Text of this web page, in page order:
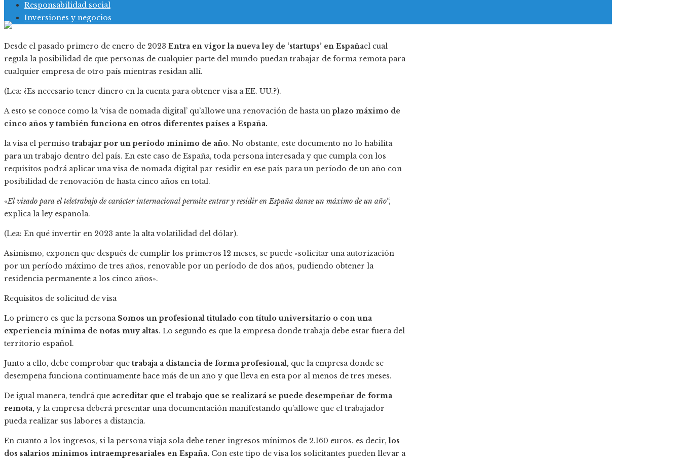
Responsabilidad social
Inversiones y negocios
Desde el pasado primero de enero de 2023 Entra en vigor la nueva ley de ‘startups’ en Españael cual
regula la posibilidad de que personas de cualquier parte del mundo puedan trabajar de forma remota para
cualquier empresa de otro país mientras residan allí.
(Lea: ¿Es necesario tener dinero en la cuenta para obtener visa a EE. UU.?).
A esto se conoce como la ‘visa de nomada digital’ qu’allowe una renovación de hasta unplazo máximo de
cinco años y también funciona en otros diferentes países a España.
la visa el permiso trabajar por un período mínimo de año. No obstante, este documento no lo habilita
para un trabajo dentro del país. En este caso de España, toda persona interesada y que cumpla con los
requisitos podrá aplicar una visa de nomada digital par residir en ese país para un período de un año con
posibilidad de renovación de hasta cinco años en total.
«El visado para el teletrabajo de carácter internacional permite entrar y residir en España danse un máximo de un año“,
explica la ley española.
(Lea: En qué invertir en 2023 ante la alta volatilidad del dólar).
Asimismo, exponen que después de cumplir los primeros 12 meses, se puede «solicitar una autorización
por un período máximo de tres años, renovable por un período de dos años, pudiendo obtener la
residencia permanente a los cinco años».
Requisitos de solicitud de visa
Lo primero es que la persona Somos un profesional titulado con título universitario o con una
experiencia mínima de notas muy altas. Lo segundo es que la empresa donde trabaja debe estar fuera del
territorio español.
Junto a ello, debe comprobar que trabaja a distancia de forma profesional, que la empresa donde se
desempeña funciona continuamente hace más de un año y que lleva en esta por al menos de tres meses.
De igual manera, tendrá que acreditar que el trabajo que se realizará se puede desempeñar de forma
remota, y la empresa deberá presentar una documentación manifestando qu’allowe que el trabajador
pueda realizar sus labores a distancia.
En cuanto a los ingresos, si la persona viaja sola debe tener ingresos mínimos de 2.160 euros. es decir, los
dos salarios mínimos intraempresariales en España. Con este tipo de visa los solicitantes pueden llevar a